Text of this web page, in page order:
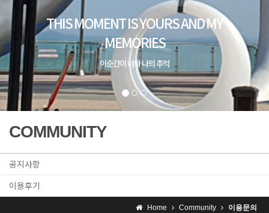
THIS MOMENT IS YOURS AND MY
MEMORIES
이순간이 너와 나의 추억
COMMUNITY
공지사항
이용후기
Home Community 이용문의